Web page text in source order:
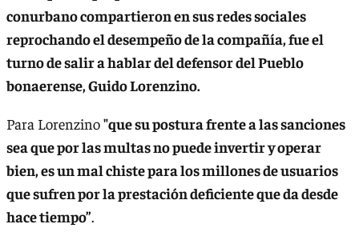
conurbano compartieron en sus redes sociales
reprochando el desempeño de la compañía, fue el
turno de salir a hablar del defensor del Pueblo
bonaerense, Guido Lorenzino.
Para Lorenzino"que su postura frente a las sanciones
sea que por las multas no puede invertir y operar
bien, es un mal chiste para los millones de usuarios
que sufren por la prestación deficiente que da desde
hace tiempo”.